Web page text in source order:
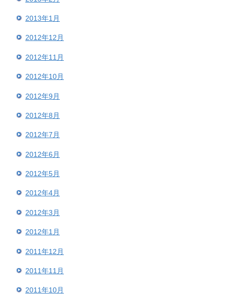
2013年1月
2012年12月
2012年11月
2012年10月
2012年9月
2012年8月
2012年7月
2012年6月
2012年5月
2012年4月
2012年3月
2012年1月
2011年12月
2011年11月
2011年10月